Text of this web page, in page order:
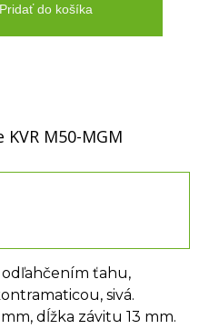
Pridať do košíka
M50-MGM
odľahčením ťahu,
sivá.
dĺžka závitu 13 mm.